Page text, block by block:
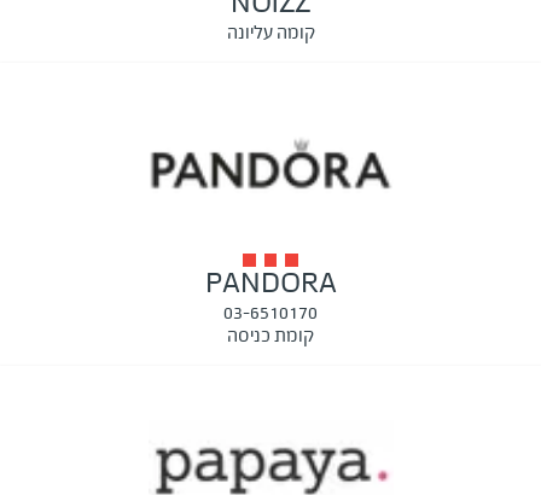
קומה עליונה
PANDORA
03-6510170
קומת כניסה